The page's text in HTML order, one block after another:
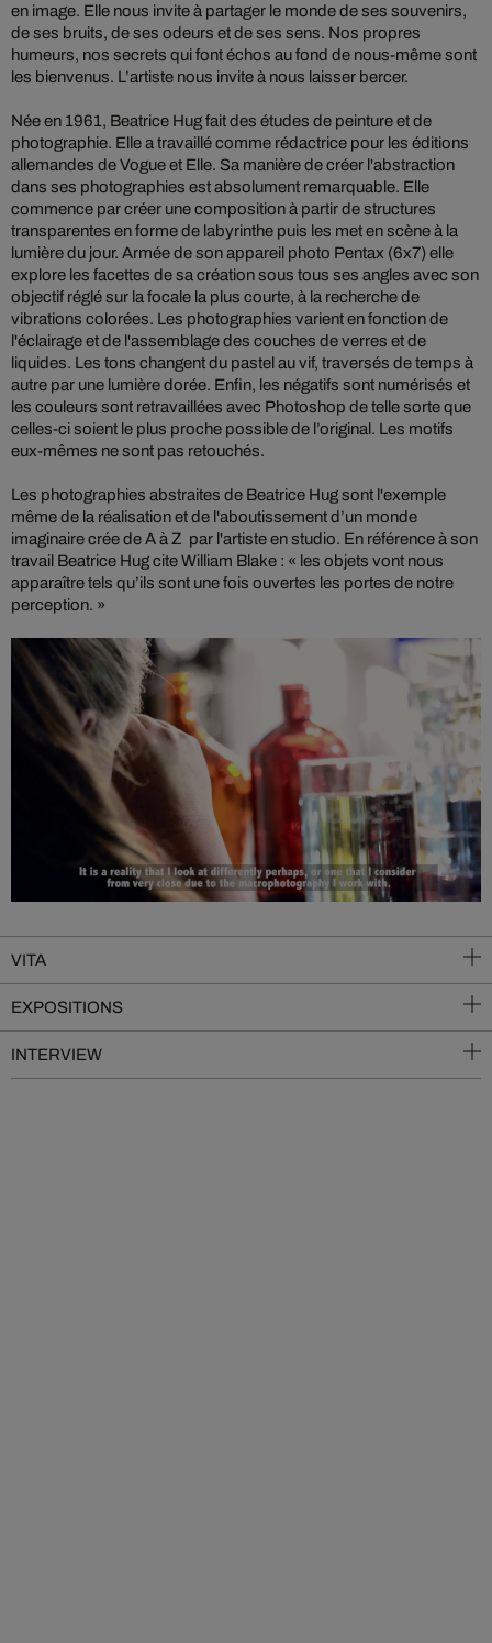
en image. Elle nous invite à partager le monde de ses souvenirs,
de ses bruits, de ses odeurs et de ses sens. Nos propres
humeurs, nos secrets qui font échos au fond de nous-même sont
les bienvenus. L’artiste nous invite à nous laisser bercer.
Née en 1961, Beatrice Hug fait des études de peinture et de
photographie. Elle a travaillé comme rédactrice pour les éditions
allemandes de Vogue et Elle. Sa manière de créer l'abstraction
dans ses photographies est absolument remarquable. Elle
commence par créer une composition à partir de structures
transparentes en forme de labyrinthe puis les met en scène à la
lumière du jour. Armée de son appareil photo Pentax (6x7) elle
explore les facettes de sa création sous tous ses angles avec son
objectif réglé sur la focale la plus courte, à la recherche de
vibrations colorées. Les photographies varient en fonction de
l'éclairage et de l'assemblage des couches de verres et de
liquides. Les tons changent du pastel au vif, traversés de temps à
autre par une lumière dorée. Enfin, les négatifs sont numérisés et
les couleurs sont retravaillées avec Photoshop de telle sorte que
celles-ci soient le plus proche possible de l’original. Les motifs
eux-mêmes ne sont pas retouchés.
Les photographies abstraites de Beatrice Hug sont l'exemple
même de la réalisation et de l'aboutissement d’un monde
imaginaire crée de A à Z par l'artiste en studio. En référence à son
travail Beatrice Hug cite William Blake : « les objets vont nous
apparaître tels qu’ils sont une fois ouvertes les portes de notre
perception. »
VITA
EXPOSITIONS
INTERVIEW